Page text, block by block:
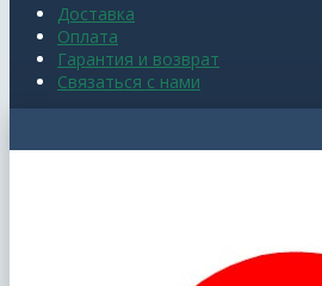
Доставка
Оплата
Гарантия и возврат
Связаться с нами